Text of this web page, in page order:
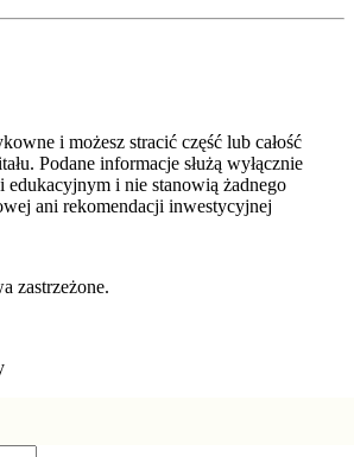
i możesz stracić część lub całość
Podane informacje służą wyłącznie
i nie stanowią żadnego
ani rekomendacji inwestycyjnej
zastrzeżone.